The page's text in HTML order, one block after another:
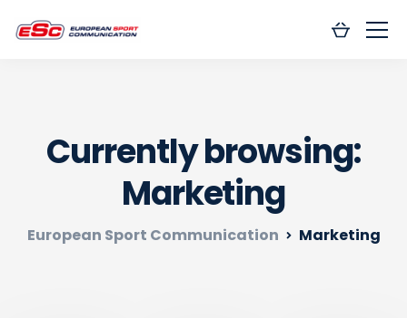
Currently browsing:
Marketing
European Sport Communication Marketing